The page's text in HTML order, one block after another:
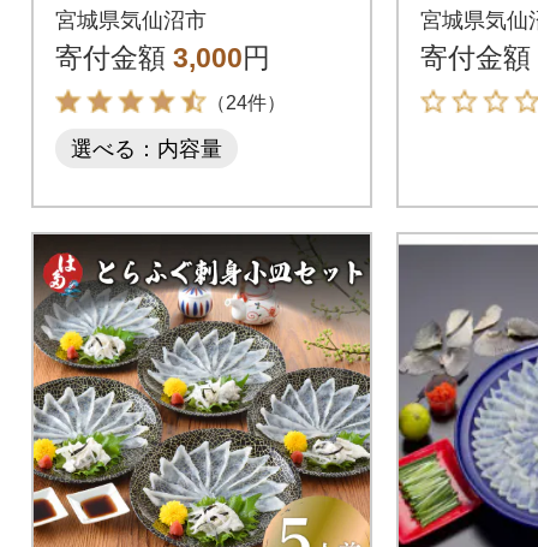
ラカミ 20563538] わ
かめ 若芽 海藻
宮城県気仙沼市
寄付金額 3,000円
（24件）
選べる：内容量
計40g
宮城県気仙
寄付金額